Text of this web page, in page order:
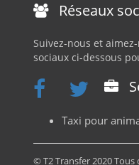
Réseaux
Suivez-nous et
sociaux ci-dessous
Taxi pour
© T2 Transfer 2020 Tous